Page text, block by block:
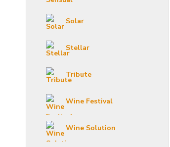
Solar
Stellar
Tribute
Wine Festival
Wine Solution